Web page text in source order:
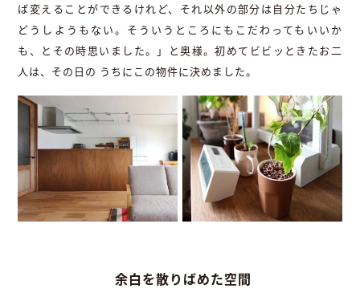
ば変えることができるけれど、それ以外の部分は自分たちじゃ
どうしようもない。そういうところにもこだわってもいいか
も、とその時思いました。」と奥様。初めてビビッときたお二
人は、その日の うちにこの物件に決めました。
余白を散りばめた空間